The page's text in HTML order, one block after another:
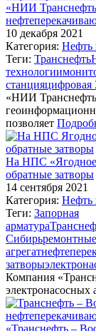
«НИИ
10 декабря 2021
Категория: Нефть
Теги: Транснефть
технологии
станцияцифровая
«НИИ
позволяет
На НПС
обратные затворы
14 сентября 2021
Категория: Нефть
Теги: Запорная
арматура
Сибирь
агрегат
затворы
Компания
электронасосных
«Транснефть –